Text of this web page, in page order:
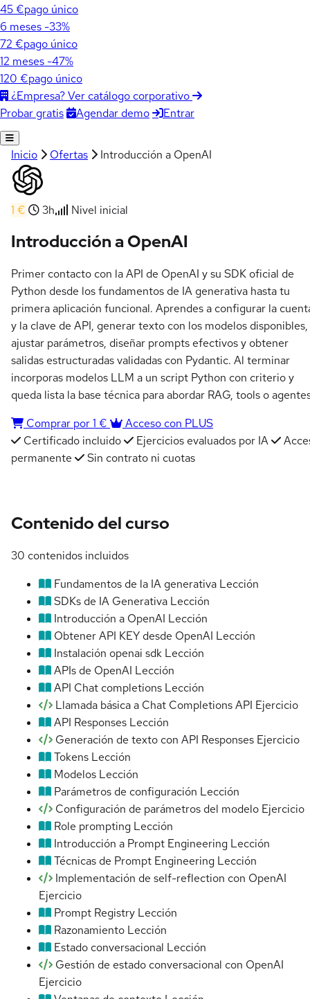
45 €pago único
6 meses -33%
72 €pago único
12 meses -47%
120 €pago único
¿Empresa? Ver catálogo corporativo
Probar gratis
Agendar demo Entrar
Inicio Ofertas Introducción a OpenAI
1 € 3h Nivel inicial
Introducción a OpenAI
Primer contacto con la API de OpenAI y su SDK oficial de
Python desde los fundamentos de IA generativa hasta tu
primera aplicación funcional. Aprendes a configurar la
y la clave de API, generar texto con los modelos disponibles,
ajustar parámetros, diseñar prompts efectivos y obtener
salidas estructuradas validadas con Pydantic. Al terminar
incorporas modelos LLM a un script Python con criterio y
queda lista la base técnica para abordar RAG, tools o
Comprar por 1 €
Acceso con PLUS
Certificado incluido
Ejercicios evaluados por IA
permanente
Sin contrato ni cuotas
Contenido del curso
30 contenidos incluidos
Fundamentos de la IA generativa Lección
SDKs de IA Generativa Lección
Introducción a OpenAI Lección
Obtener API KEY desde OpenAI Lección
Instalación openai sdk Lección
APIs de OpenAI Lección
API Chat completions Lección
Llamada básica a Chat Completions API Ejercicio
API Responses Lección
Generación de texto con API Responses Ejercicio
Tokens Lección
Modelos Lección
Parámetros de configuración Lección
Configuración de parámetros del modelo Ejercicio
Role prompting Lección
Introducción a Prompt Engineering Lección
Técnicas de Prompt Engineering Lección
Implementación de self-reflection con OpenAI
Ejercicio
Prompt Registry Lección
Razonamiento Lección
Estado conversacional Lección
Gestión de estado conversacional con OpenAI
Ejercicio